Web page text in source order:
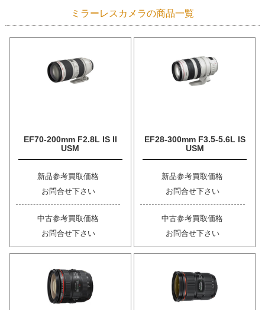
ミラーレスカメラの商品一覧
EF70-200mm F2.8L IS II
USM
新品参考買取価格
お問合せ下さい
中古参考買取価格
お問合せ下さい
EF28-300mm F3.5-5.6L IS
USM
新品参考買取価格
お問合せ下さい
中古参考買取価格
お問合せ下さい